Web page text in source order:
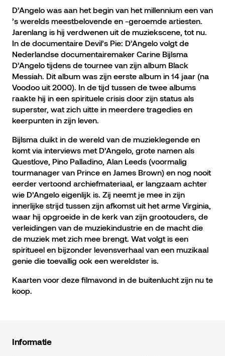
D’Angelo was aan het begin van het millennium een van
’s werelds meestbelovende en -geroemde artiesten.
Jarenlang is hij verdwenen uit de muziekscene, tot nu.
In de documentaire Devil’s Pie: D’Angelo volgt de
Nederlandse documentairemaker Carine Bijlsma
D’Angelo tijdens de tournee van zijn album Black
Messiah. Dit album was zijn eerste album in 14 jaar (na
Voodoo uit 2000). In de tijd tussen de twee albums
raakte hij in een spirituele crisis door zijn status als
superster, wat zich uitte in meerdere tragedies en
keerpunten in zijn leven.
Bijlsma duikt in de wereld van de muzieklegende en
komt via interviews met D’Angelo, grote namen als
Questlove, Pino Palladino, Alan Leeds (voormalig
tourmanager van Prince en James Brown) en nog nooit
eerder vertoond archiefmateriaal, er langzaam achter
wie D’Angelo eigenlijk is. Zij neemt je mee in zijn
innerlijke strijd tussen zijn afkomst uit het arme Virginia,
waar hij opgroeide in de kerk van zijn grootouders, de
verleidingen van de muziekindustrie en de macht die
de muziek met zich mee brengt. Wat volgt is een
spiritueel en bijzonder levensverhaal van een muzikaal
genie die toevallig ook een wereldster is.
Kaarten voor deze filmavond in de buitenlucht zijn nu te
koop.
Informatie